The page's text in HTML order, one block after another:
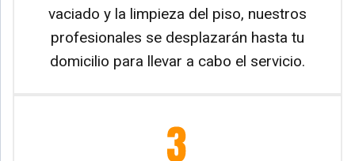
vaciado y la limpieza del piso, nuestros
profesionales se desplazarán hasta tu
domicilio para llevar a cabo el servicio.